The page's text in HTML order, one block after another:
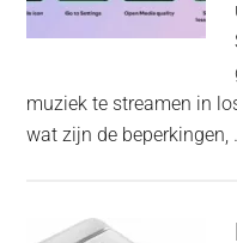
muziek te streamen in
wat zijn de beperkingen,